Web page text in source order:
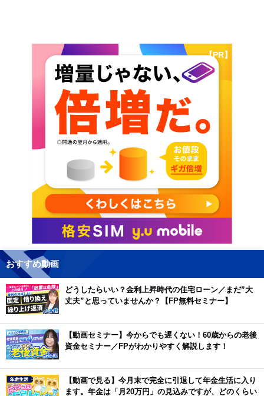
【PR】
おすすめ動画
どうしたらいい？金利上昇時代の住宅ローン／まだ”大
丈夫”と思っていませんか？【FP無料セミナー】
【動画セミナー】今からでも遅くない！60歳からの老後
資金セミナー／FPがわかりやすく解説します！
【動画で見る】今月末で完全に引退して年金生活に入り
ます。年金は「月20万円」の見込みですが、どのくらい